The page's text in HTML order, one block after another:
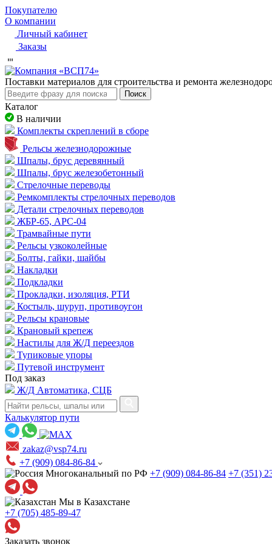
Покупателю
О компании
Личный кабинет
Заказы
Пocтaвки мaтepиaлoв для cтpoитeльcтвa и peмoнтa
Поиск
Каталог
В наличии
Комплекты скреплений в сборе
Рельсы железнодорожные
Шпалы, брус деревянный
Шпалы, брус железобетонный
Стрелочные переводы
Ремкомплекты стрелочных переводов
Детали стрелочных переводов
ЖБР-65, АРС-04
Трамвайные пути
Рельсы узкоколейные
Болты, гайки, шайбы
Накладки
Подкладки
Прокладки, изоляция, РТИ
Костыль, шуруп, противоугон
Рельсы крановые
Крановый крепеж
Настилы для Ж/Д переездов
Тупиковые упоры
Путевой инструмент
Под заказ
Ж/Д Автоматика, СЦБ
Калькулятор пути
zakaz@vsp74.ru
+7 (909) 084-86-84
Многоканальный по РФ +7 (909) 084-86-84 +7 (351)
Мы в Казахстане
+7 (705) 485-89-47
Заказать звонок